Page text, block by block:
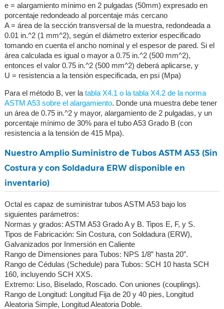
e = alargamiento mínimo en 2 pulgadas (50mm) expresado en
porcentaje redondeado al porcentaje más cercano
A = área de la sección transversal de la muestra, redondeada a
0.01 in.^2 (1 mm^2), según el diámetro exterior especificado
tomando en cuenta el ancho nominal y el espesor de pared. Si el
área calculada es igual o mayor a 0.75 in.^2 (500 mm^2),
entonces el valor 0.75 in.^2 (500 mm^2) deberá aplicarse, y
U = resistencia a la tensión especificada, en psi (Mpa)
Para el método B, ver la tabla X4.1 o la tabla X4.2 de la norma
ASTM A53 sobre el alargamiento. Donde una muestra debe tener
un área de 0.75 in.^2 y mayor, alargamiento de 2 pulgadas, y un
porcentaje mínimo de 30% para el tubo A53 Grado B (con
resistencia a la tensión de 415 Mpa).
Nuestro Amplio Suministro de Tubos ASTM A53 (Sin
Costura y con Soldadura ERW disponible en
inventario)
Octal es capaz de suministrar tubos ASTM A53 bajo los
siguientes parámetros:
Normas y grados: ASTM A53 Grado A y B. Tipos E, F, y S.
Tipos de Fabricación: Sin Costura, con Soldadura (ERW),
Galvanizados por Inmersión en Caliente
Rango de Dimensiones para Tubos: NPS 1/8” hasta 20”.
Rango de Cédulas (Schedule) para Tubos: SCH 10 hasta SCH
160, incluyendo SCH XXS.
Extremo: Liso, Biselado, Roscado. Con uniones (couplings).
Rango de Longitud: Longitud Fija de 20 y 40 pies, Longitud
Aleatoria Simple, Longitud Aleatoria Doble.